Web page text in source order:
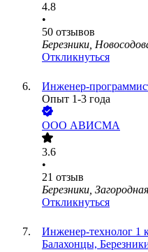
4.8
•
50 отзывов
Березники,
Откликнуться
Инженер-
Опыт 1-3 года
ООО АВИСМА
3.6
•
21 отзыв
Березники,
Откликнуться
Инженер-технолог 1
Балахонцы,